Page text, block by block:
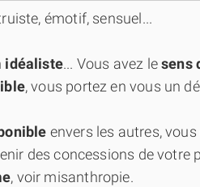
émotif, sensuel...
idéaliste... Vous avez lesens
, vous portez en vous un
envers les autres,
des concessions de votre
, voir misanthropie.